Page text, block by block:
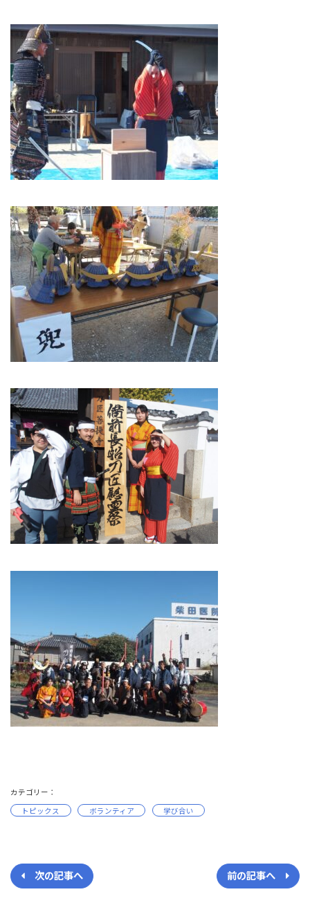
カテゴリー：
トピックス
ボランティア 学び合い
前の記事へ
次の記事へ